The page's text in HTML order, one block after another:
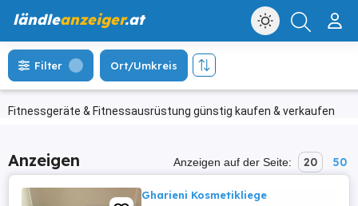
ländleanzeiger.at
Fitnessgeräte & Fitnessausrüstung günstig kaufen & verkaufen
Filter Ort/Umkreis
Anzeigen Anzeigen auf der Seite: 20 50
Gharieni Kosmetikliege